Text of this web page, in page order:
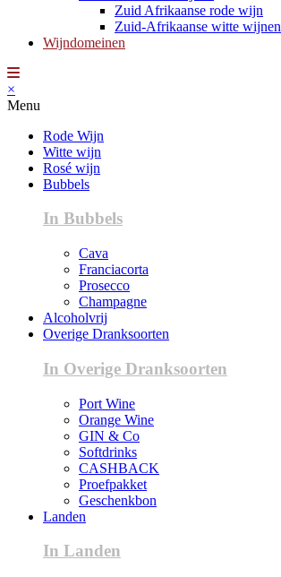
Zuid Afrikaanse rode wijn
Zuid-Afrikaanse witte wijnen
Wijndomeinen
×
Menu
Rode Wijn
Witte wijn
Rosé wijn
Bubbels
In Bubbels
Cava
Franciacorta
Prosecco
Champagne
Alcoholvrij
Overige Dranksoorten
In Overige Dranksoorten
Port Wine
Orange Wine
GIN & Co
Softdrinks
CASHBACK
Proefpakket
Geschenkbon
Landen
In Landen